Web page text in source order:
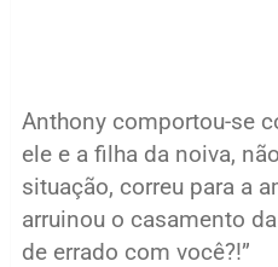
Anthony comportou-se
ele e a filha da noiva,
situação, correu para a
arruinou o casamento
de errado com você?!”